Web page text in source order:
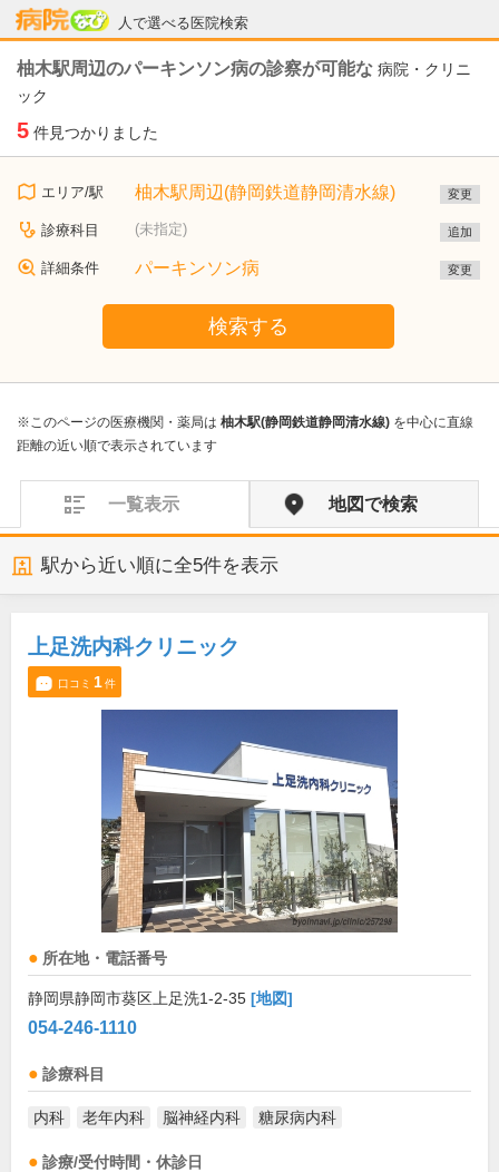
人で選べる医院検索
病院なび
柚木駅周辺のパーキンソン病の診察が可能な 病院・クリニ
ック
5 件見つかりました
エリア/駅 柚木駅周辺(静岡鉄道静岡清水線) 変更
診療科目 (未指定) 追加
詳細条件 パーキンソン病 変更
検索する
※このページの医療機関・薬局は 柚木駅(静岡鉄道静岡清水線) を中心に直線
距離の近い順で表示されています
一覧表示 地図で検索
駅から近い順に全5件を表示
上足洗内科クリニック
口コミ 1件
所在地・電話番号
静岡県静岡市葵区上足洗1-2-35 [地図]
054-246-1110
診療科目
内科 老年内科 脳神経内科 糖尿病内科
診療/受付時間・休診日